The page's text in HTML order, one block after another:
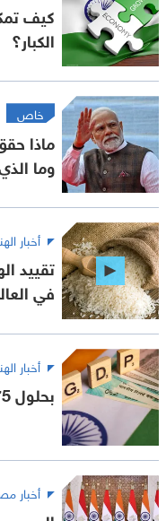
كيف
الكبار؟
خاص
ماذا
وما
أخبار
تقييد
في
أخبار
بحلول 2075.. اقتصاد الهند سيتخطى أميركا
أخبار